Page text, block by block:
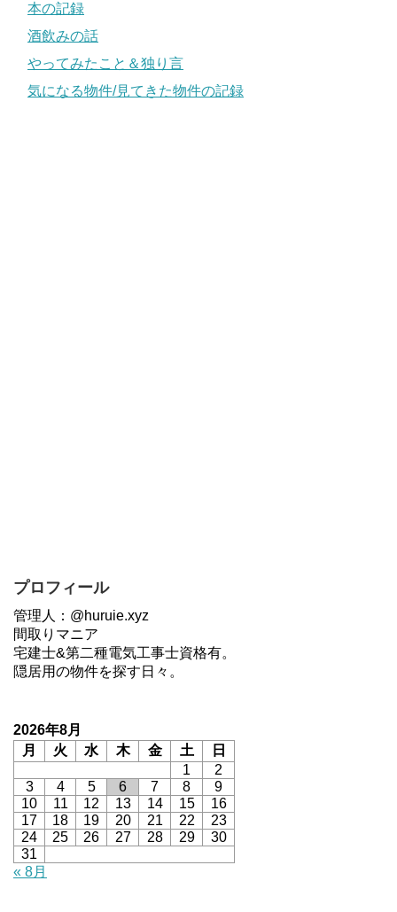
本の記録
酒飲みの話
やってみたこと＆独り言
気になる物件/見てきた物件の記録
プロフィール
管理人：@huruie.xyz
間取りマニア
宅建士&第二種電気工事士資格有。
隠居用の物件を探す日々。
2026年8月
月
火 水 木 金 土
日
1
2
3
4 5 6 7 8
9
10
11 12 13 14 15
16
17
18 19 20 21 22
23
24
25 26 27 28 29
30
31
« 8月